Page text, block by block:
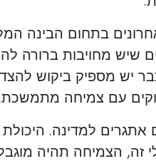
בתחום הבינה
שיש מחויבות ברורה
יש מספיק ביקוש
עם צמיחה מתמשכת.
אתגרים למדינה.
זה, הצמיחה תהיה